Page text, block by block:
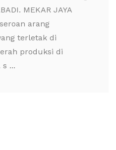
MEKAR JAYA
arang
terletak di
produksi di
...